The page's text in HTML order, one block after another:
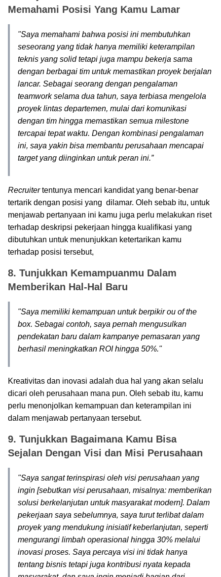
Memahami Posisi Yang Kamu Lamar
"Saya memahami bahwa posisi ini membutuhkan
seseorang yang tidak hanya memiliki keterampilan
teknis yang solid tetapi juga mampu bekerja sama
dengan berbagai tim untuk memastikan proyek berjalan
lancar. Sebagai seorang dengan pengalaman
teamwork selama dua tahun, saya terbiasa mengelola
proyek lintas departemen, mulai dari komunikasi
dengan tim hingga memastikan semua milestone
tercapai tepat waktu. Dengan kombinasi pengalaman
ini, saya yakin bisa membantu perusahaan mencapai
target yang diinginkan untuk peran ini.”
Recruitertentunya mencari kandidat yang benar-benar
tertarik dengan posisi yang dilamar. Oleh sebab itu, untuk
menjawab pertanyaan ini kamu juga perlu melakukan riset
terhadap deskripsi pekerjaan hingga kualifikasi yang
dibutuhkan untuk menunjukkan ketertarikan kamu
terhadap posisi tersebut,
8. Tunjukkan Kemampuanmu Dalam
Memberikan Hal-Hal Baru
"Saya memiliki kemampuan untuk berpikir ou of the
box. Sebagai contoh, saya pernah mengusulkan
pendekatan baru dalam kampanye pemasaran yang
berhasil meningkatkan ROI hingga 50%."
Kreativitas dan inovasi adalah dua hal yang akan selalu
dicari oleh perusahaan mana pun. Oleh sebab itu, kamu
perlu menonjolkan kemampuan dan keterampilan ini
dalam menjawab pertanyaan tersebut.
9. Tunjukkan Bagaimana Kamu Bisa
Sejalan Dengan Visi dan Misi Perusahaan
"Saya sangat terinspirasi oleh visi perusahaan yang
ingin [sebutkan visi perusahaan, misalnya: memberikan
solusi berkelanjutan untuk masyarakat modern]. Dalam
pekerjaan saya sebelumnya, saya turut terlibat dalam
proyek yang mendukung inisiatif keberlanjutan, seperti
mengurangi limbah operasional hingga 30% melalui
inovasi proses. Saya percaya visi ini tidak hanya
tentang bisnis tetapi juga kontribusi nyata kepada